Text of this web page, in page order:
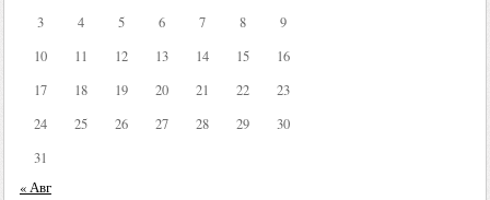
3
4 5 6 7 8
9
10
11 12 13 14 15
16
17
18 19 20 21 22
23
24
25 26 27 28 29
30
31
« Авг